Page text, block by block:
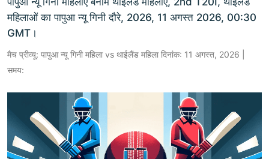
महिलाओं का पापुआ न्यू गिनी दौरे, 2026, 11 अगस्त 2026, 00:30
GMT।
मैच प्रीव्यू: पापुआ न्यू गिनी महिला vs थाईलैंड महिला दिनांक: 11 अगस्त, 2026 |
समय: